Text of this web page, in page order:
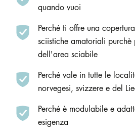
quando vuoi
Perché ti offre una
sciistiche amatoriali
dell'area sciabile
Perché vale in tutte le
norvegesi, svizzere e del
Perché è modulabile e
esigenza